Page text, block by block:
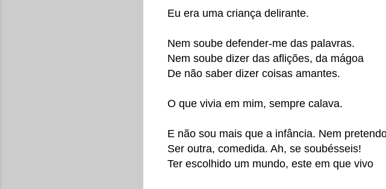
Eu era uma criança delirante.
Nem soube defender-me das palavras.
Nem soube dizer das aflições, da mágoa
De não saber dizer coisas amantes.
O que vivia em mim, sempre calava.
E não sou mais que a infância. Nem
Ser outra, comedida. Ah, se soubésseis!
Ter escolhido um mundo, este em que vivo